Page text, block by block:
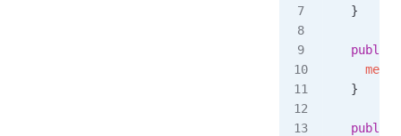
  }
  public
  }
  public